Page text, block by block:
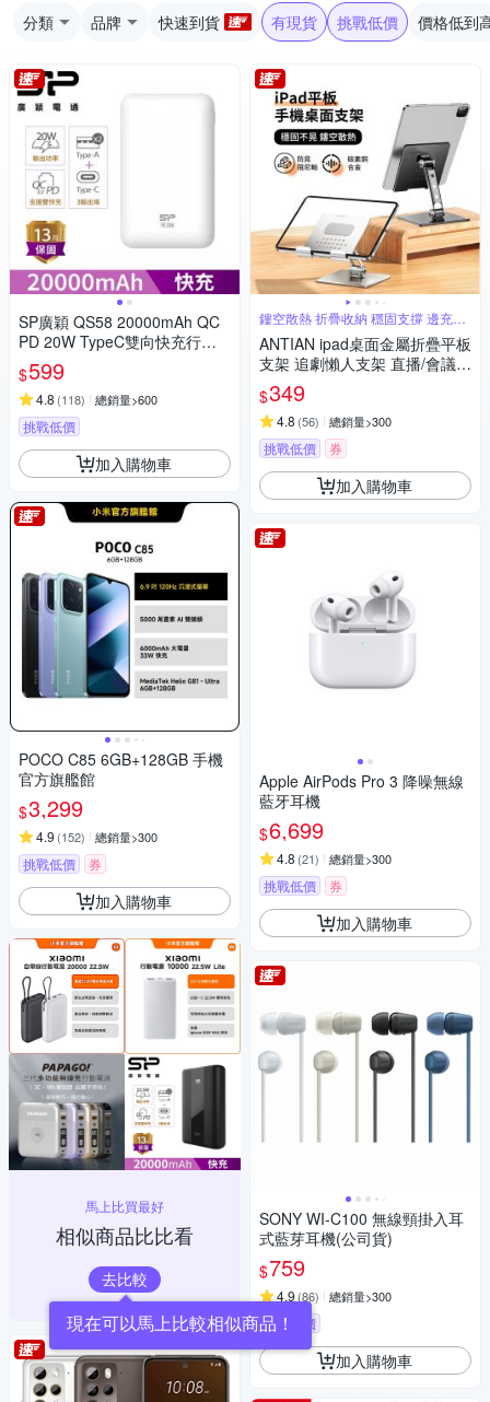
分類 品牌 快速到貨 有現貨 挑戰低價 價格低到
SP廣穎 QS58 20000mAh QC
PD 20W TypeC雙向快充行動
電源_具Wh標示
$599
4.8 (118) 總銷量>600
挑戰低價
加入購物車
POCO C85 6GB+128GB 手機
官方旗艦館
$3,299
4.9 (152) 總銷量>300
挑戰低價 券
加入購物車
馬上比買最好
相似商品比比看
去比較
鏤空散熱 折疊收納 穩固支撐 邊充電
玩
ANTIAN ipad桌面金屬折疊平板
支架 追劇懶人支架 直播/會議
平板架 手機支架 交換禮物
$349
4.8 (56) 總銷量>300
挑戰低價 券
加入購物車
Apple AirPods Pro 3 降噪無線
藍牙耳機
$6,699
4.8 (21) 總銷量>300
挑戰低價 券
加入購物車
SONY WI-C100 無線頸掛入耳
式藍芽耳機(公司貨)
$759
4.9(86) 總銷量>300
挑戰低價
加入購物車